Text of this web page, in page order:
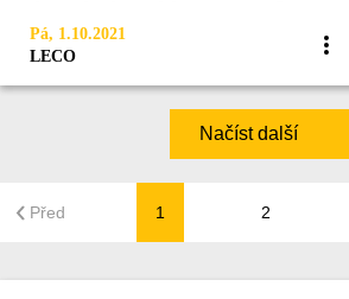
Pá, 1.10.2021
LECO
Před 1 2
Načíst další